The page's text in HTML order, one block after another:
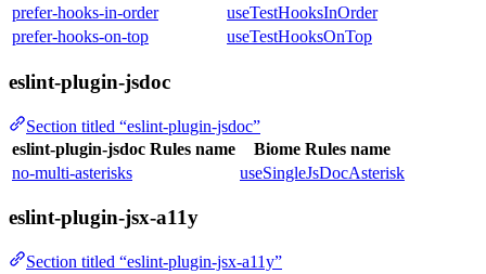
prefer-hooks-in-order
useTestHooksInOrder
prefer-hooks-on-top
useTestHooksOnTop
eslint-plugin-jsdoc
Section titled “eslint-plugin-jsdoc”
eslint-plugin-jsdoc Rules name
Biome Rules name
no-multi-asterisks
useSingleJsDocAsterisk
eslint-plugin-jsx-a11y
Section titled “eslint-plugin-jsx-a11y”